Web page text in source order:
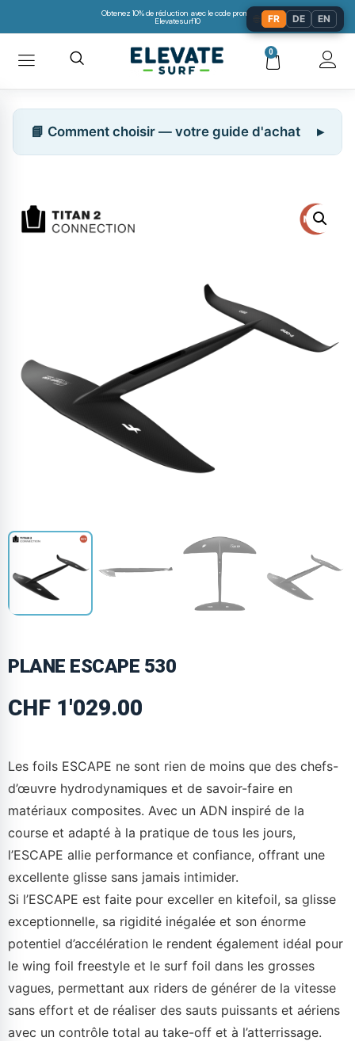
Obtenez 10% de réduction avec le code promo:
Elevatesurf10
0
📘 Comment choisir — votre guide d'achat
PLANE ESCAPE 530
CHF 1'029.00
Les foils ESCAPE ne sont rien de moins que des chefs-
d’œuvre hydrodynamiques et de savoir-faire en
matériaux composites. Avec un ADN inspiré de la
course et adapté à la pratique de tous les jours,
l’ESCAPE allie performance et confiance, offrant une
excellente glisse sans jamais intimider.
Si l’ESCAPE est faite pour exceller en kitefoil, sa glisse
exceptionnelle, sa rigidité inégalée et son énorme
potentiel d’accélération le rendent également idéal pour
le wing foil freestyle et le surf foil dans les grosses
vagues, permettant aux riders de générer de la vitesse
sans effort et de réaliser des sauts puissants et aériens
avec un contrôle total au take-off et à l’atterrissage.
FR DE EN